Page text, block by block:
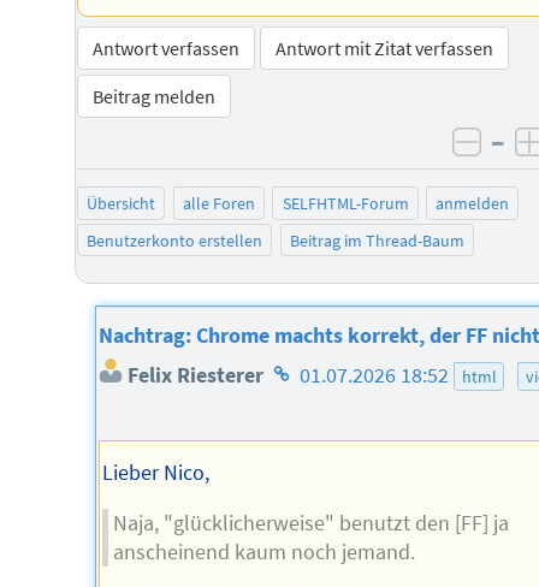
Antwort verfassen
Antwort mit Zitat verfassen
Beitrag melden
–
Übersicht alle Foren SELFHTML-Forum
anmelden
Benutzerkonto erstellen
Beitrag im Thread-Baum
Nachtrag: Chrome machts korrekt, der FF nicht
Felix Riesterer Homepage
Autors
01.07.2026 18:52 html
Lieber Nico,
Naja, "glücklicherweise" benutzt den [FF] ja
anscheinend kaum noch jemand.